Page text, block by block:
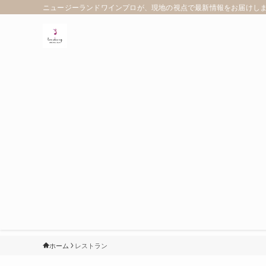
ニュージーランドワインプロが、現地の視点で最新情報をお届けし
ホーム レストラン